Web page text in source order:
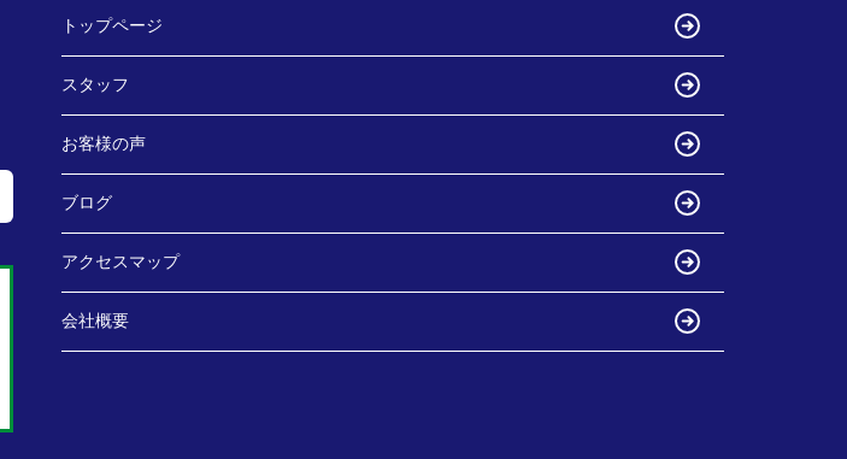
トップページ
スタッフ
お客様の声
ブログ
アクセスマップ
会社概要